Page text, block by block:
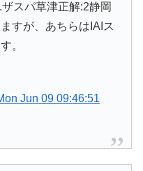
スパ草津正解:2静岡
すが、あちらはIAIス
。
Jun 09 09:46:51